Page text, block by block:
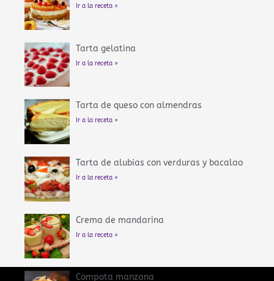
Ir a la receta »
Tarta gelatina
Ir a la receta »
Tarta de queso con almendras
Ir a la receta »
Tarta de alubias con verduras y bacalao
Ir a la receta »
Crema de mandarina
Ir a la receta »
Compota manzana